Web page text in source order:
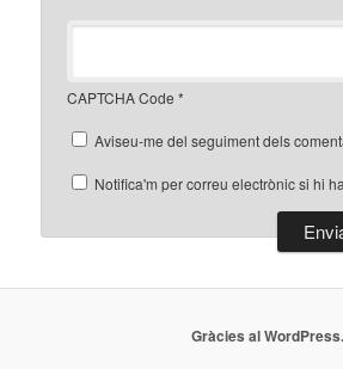
CAPTCHA Code *
Aviseu-me del seguiment dels
Notifica'm per correu electrònic si hi
Gràcies al WordPress.